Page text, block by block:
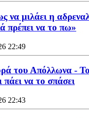
να μιλάει η
πρέπει να το πω»
22:49
του Απόλλωνα -
πάει να το σπάσει
22:43